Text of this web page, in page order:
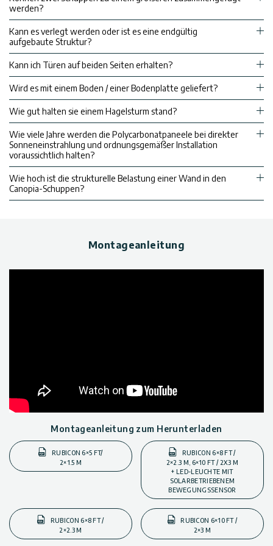
werden?
Kann es verlegt werden oder ist es eine endgültig
aufgebaute Struktur?
Kann ich Türen auf beiden Seiten erhalten?
Wird es mit einem Boden / einer Bodenplatte geliefert?
Wie gut halten sie einem Hagelsturm stand?
Wie viele Jahre werden die Polycarbonatpaneele bei direkter
Sonneneinstrahlung und ordnungsgemäßer Installation
voraussichtlich halten?
Wie hoch ist die strukturelle Belastung einer Wand in den
Canopia-Schuppen?
Montageanleitung
Montageanleitung zum Herunterladen
RUBICON 6×5 FT/
2×1.5 M
RUBICON 6×8 FT /
2×2.3 M, 6×10 FT / 2X3 M
+ LED-LEUCHTE MIT
SOLARBETRIEBENEM
BEWEGUNGSSENSOR
RUBICON 6×8 FT /
2×2.3 M
RUBICON 6×10 FT /
2×3 M